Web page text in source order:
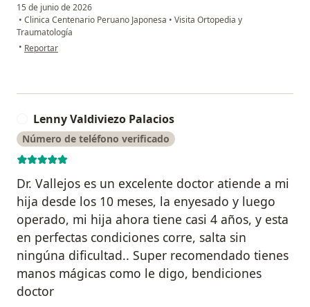
15 de junio de 2026
• Clinica Centenario Peruano Japonesa • Visita Ortopedia y
Traumatología
• en opinión del usuario DiGaChi
Reportar
Lenny Valdiviezo Palacios
Número de teléfono verificado
Dr. Vallejos es un excelente doctor atiende a mi
hija desde los 10 meses, la enyesado y luego
operado, mi hija ahora tiene casi 4 años, y esta
en perfectas condiciones corre, salta sin
ningúna dificultad.. Super recomendado tienes
manos mágicas como le digo, bendiciones
doctor